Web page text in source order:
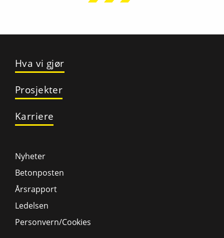
Hva vi gjør
Prosjekter
Karriere
Nyheter
Betonposten
Årsrapport
Ledelsen
Personvern/Cookies